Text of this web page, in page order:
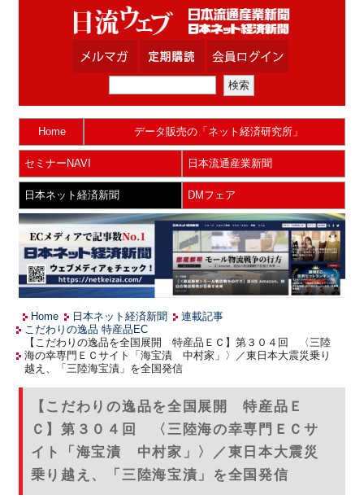
Home データ販売の「ネット経済研究所」
セミナーNAVI 日本流通産業新聞
日本ネット経済新聞 DMフェア
Home 日本ネット経済新聞
連載記事
こだわりの逸品 特産品EC
【こだわりの逸品を全国展開 特産品ＥＣ】第３０４回 〈三陸
海の幸専門ＥＣサイト「海宝漬 中村家」〉／東日本大震災乗り
越え、「三陸海宝漬」を全国発信
【こだわりの逸品を全国展開 特産品Ｅ
Ｃ】第３０４回 〈三陸海の幸専門ＥＣサ
イト「海宝漬 中村家」〉／東日本大震災
乗り越え、「三陸海宝漬」を全国発信